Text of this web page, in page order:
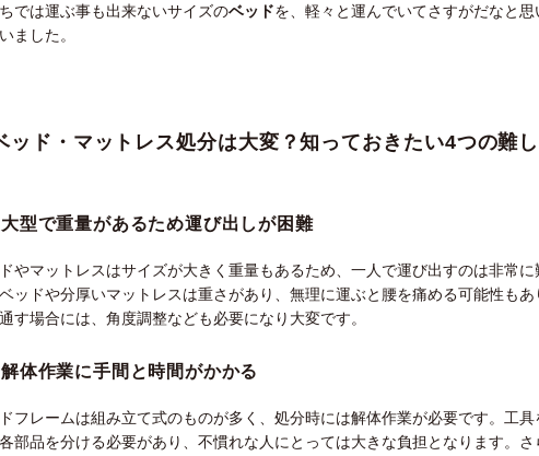
では運ぶ事も出来ないサイズのベッドを、軽々と運んでいてさすがだなと
ました。
ッド・マットレス処分は大変？知っておきたい4つの難し
大型で重量があるため運び出しが困難
やマットレスはサイズが大きく重量もあるため、一人で運び出すのは非常
ッドや分厚いマットレスは重さがあり、無理に運ぶと腰を痛める可能性も
す場合には、角度調整なども必要になり大変です。
解体作業に手間と時間がかかる
フレームは組み立て式のものが多く、処分時には解体作業が必要です。工
部品を分ける必要があり、不慣れな人にとっては大きな負担となります。